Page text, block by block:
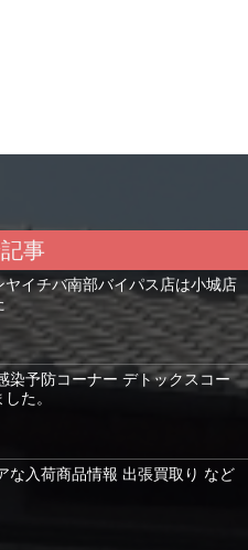
事
ヤイチバ南部バイパス店は小城店
染予防コーナー デトックスコー
た。
な入荷商品情報 出張買取り など